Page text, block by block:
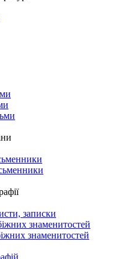
записки
знаменитостей
знаменитостей